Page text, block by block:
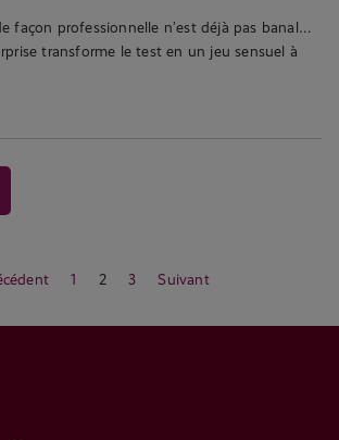
façon professionnelle n’est déjà pas banal…
transforme le test en un jeu sensuel à
1 2 3 Suivant